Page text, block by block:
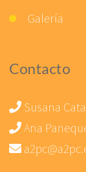
Galería
Contacto
Susana
Ana